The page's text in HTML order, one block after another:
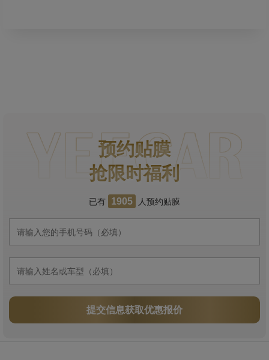
预约贴膜
抢限时福利
已有 1905 人预约贴膜
提交信息获取优惠报价